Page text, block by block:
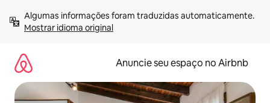
para
Mostrar idioma original
Anuncie seu espaço no Airbnb